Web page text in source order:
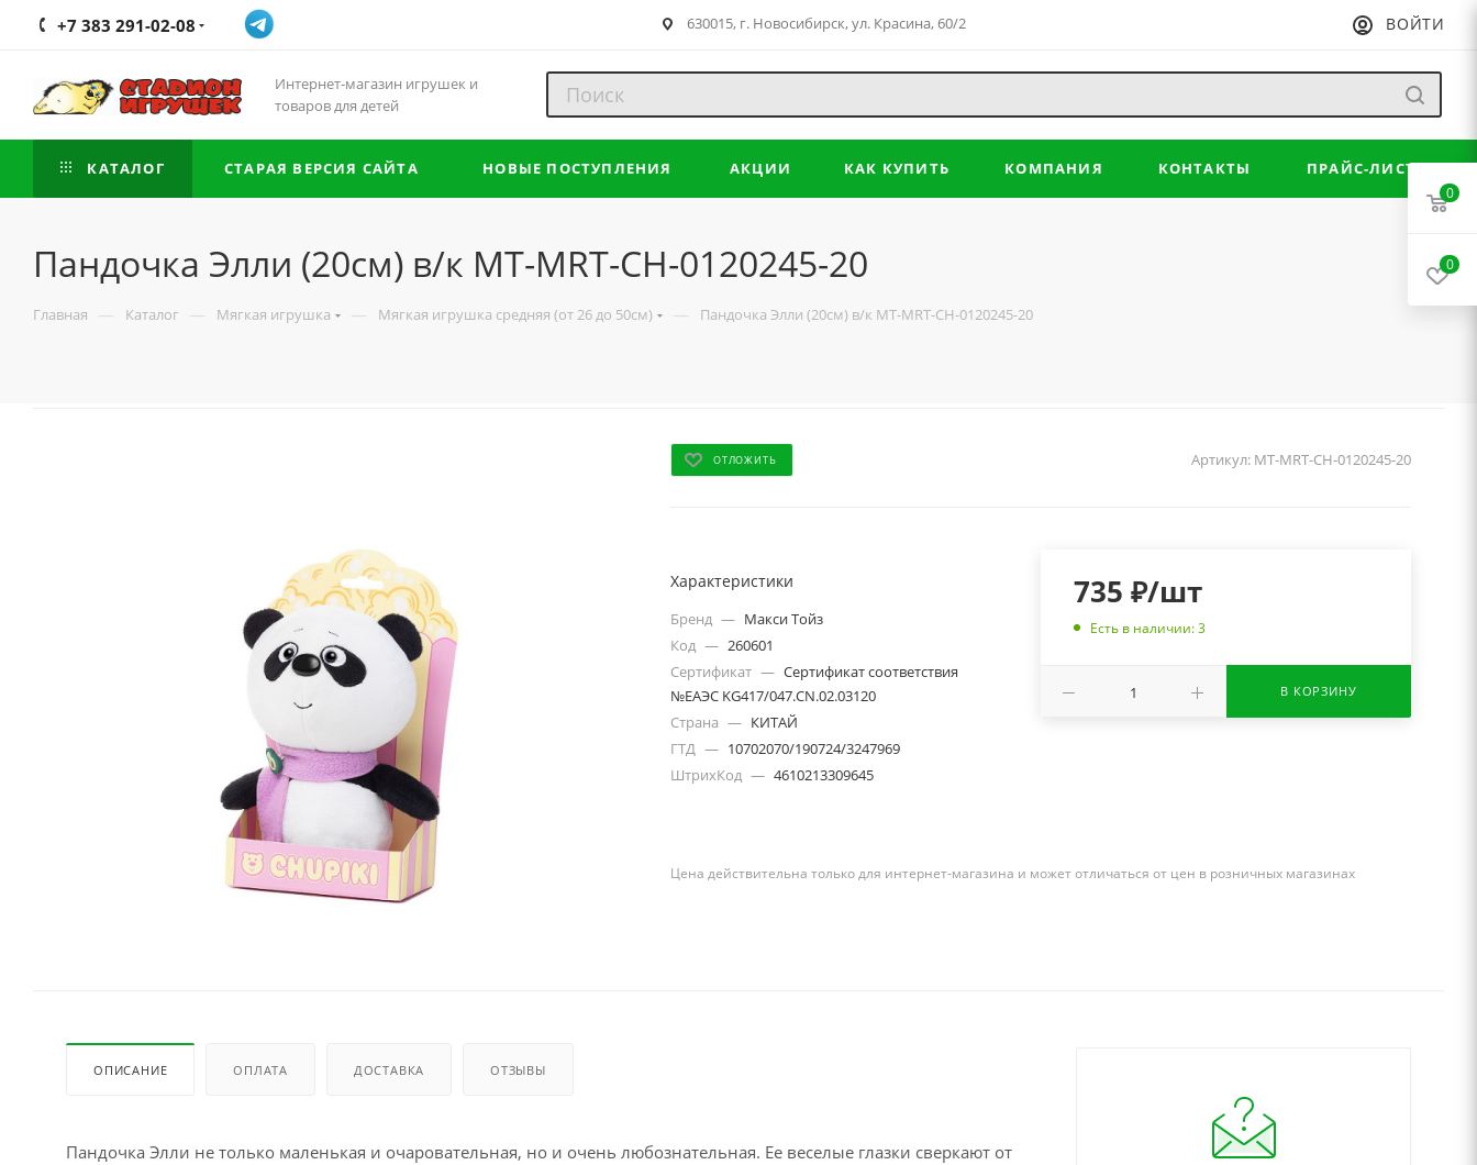
+7 383 291-02-08 630015, г. Новосибирск, ул. Красина, 60/2 ВОЙТИ
Интернет-магазин игрушек и
товаров для детей
КАТАЛОГ СТАРАЯ ВЕРСИЯ САЙТА НОВЫЕ ПОСТУПЛЕНИЯ АКЦИИ КАК КУПИТЬ КОМПАНИЯ КОНТАКТЫ ПРАЙС-ЛИСТ
Пандочка Элли (20см) в/к MT-MRT-CH-0120245-20
Главная — Каталог — Мягкая игрушка — Мягкая игрушка средняя (от 26 до 50см) — Пандочка Элли (20см) в/к MT-MRT-CH-0120245-20
ОТЛОЖИТЬ Артикул: MT-MRT-CH-0120245-20
Характеристики
Бренд — Макси Тойз
Код — 260601
Сертификат — Сертификат соответствия
№ЕАЭС KG417/047.CN.02.03120
Страна — КИТАЙ
ГТД — 10702070/190724/3247969
ШтрихКод — 4610213309645
735 ₽/шт
Есть в наличии: 3
В КОРЗИНУ
Цена действительна только для интернет-магазина и может отличаться от цен в розничных магазинах
ОПИСАНИЕ ОПЛАТА ДОСТАВКА ОТЗЫВЫ
Пандочка Элли не только маленькая и очаровательная, но и очень любознательная. Ее веселые глазки сверкают от
0
0